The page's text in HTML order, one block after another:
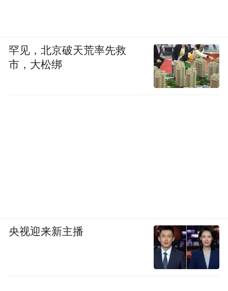
罕见，北京破天荒率先救
市，大松绑
央视迎来新主播